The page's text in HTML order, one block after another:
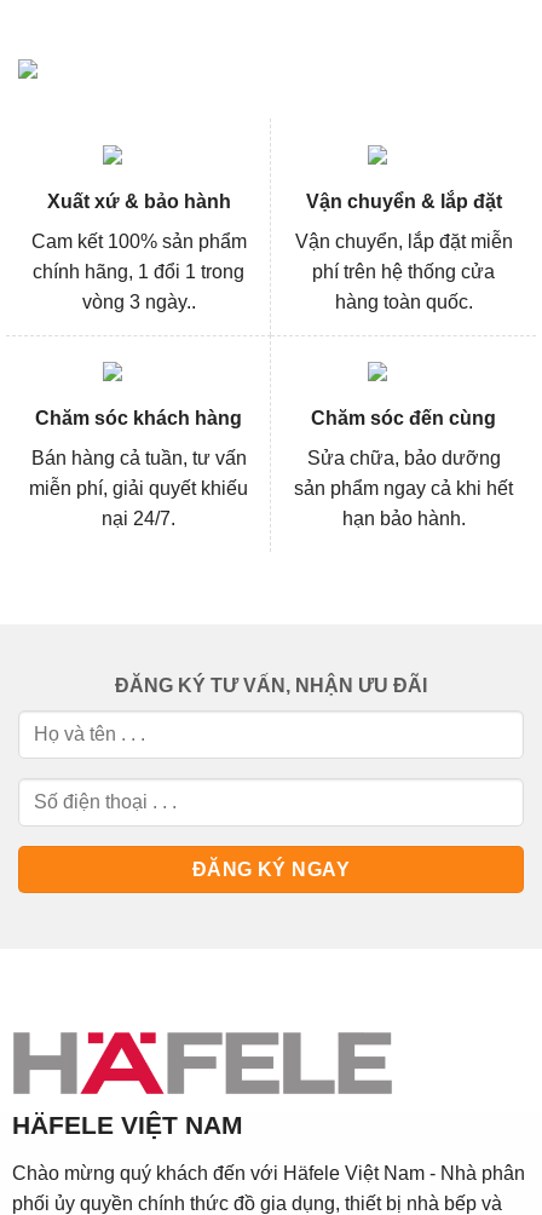
Xuất xứ & bảo hành
Cam kết 100% sản phẩm
chính hãng, 1 đổi 1 trong
vòng 3 ngày..
Vận chuyển & lắp đặt
Vận chuyển, lắp đặt miễn
phí trên hệ thống cửa
hàng toàn quốc.
Chăm sóc khách hàng
Bán hàng cả tuần, tư vấn
miễn phí, giải quyết khiếu
nại 24/7.
Chăm sóc đến cùng
Sửa chữa, bảo dưỡng
sản phẩm ngay cả khi hết
hạn bảo hành.
ĐĂNG KÝ TƯ VẤN, NHẬN ƯU ĐÃI
HÄFELE VIỆT NAM
Chào mừng quý khách đến với Häfele Việt Nam - Nhà phân
phối ủy quyền chính thức đồ gia dụng, thiết bị nhà bếp và